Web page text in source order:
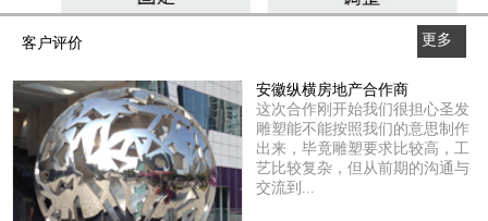
客户评价
更多
安徽纵横房地产合作商
这次合作刚开始我们很担心圣发
雕塑能不能按照我们的意思制作
出来，毕竟雕塑要求比较高，工
艺比较复杂，但从前期的沟通与
交流到...